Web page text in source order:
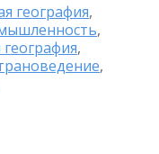
география,
,
география,
,